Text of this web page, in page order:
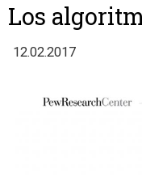
Los
12.02.2017